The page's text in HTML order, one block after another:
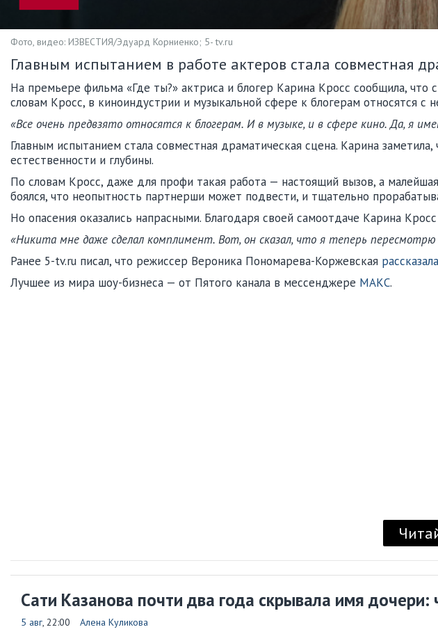
Фото, видео: ИЗВЕСТИЯ/Эдуард Корниенко; 5- tv.ru
Главным испытанием в работе актеров стала совместная
На премьере фильма «Где ты?» актриса и блогер Карина Кросс сообщила,
словам Кросс, в киноиндустрии и музыкальной сфере к блогерам относятся с
«Все очень предвзято относятся к блогерам. И в музыке, и в сфере кино. Да, я
Главным испытанием стала совместная драматическая сцена. Карина
естественности и глубины.
По словам Кросс, даже для профи такая работа — настоящий вызов, а
боялся, что неопытность партнерши может подвести, и тщательно
Но опасения оказались напрасными. Благодаря своей самоотдаче Карина
«Никита мне даже сделал комплимент. Вот, он сказал, что я теперь
Ранее 5-tv.ru писал, что режиссер Вероника Пономарева-Коржевская рассказала
Лучшее из мира шоу-бизнеса — от Пятого канала в мессенджере МАКС.